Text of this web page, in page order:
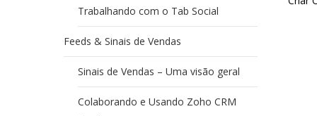
Trabalhando com o Tab Social
Feeds & Sinais de Vendas
Sinais de Vendas – Uma visão geral
Colaborando e Usando Zoho CRM